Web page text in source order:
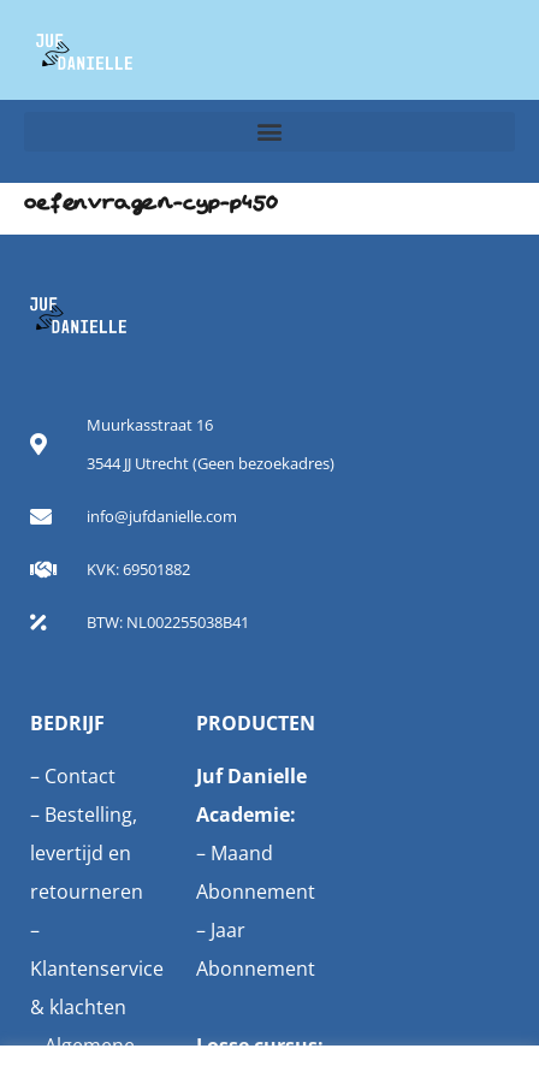
oefenvragen-cyp-p450
Muurkasstraat 16
3544 JJ Utrecht (Geen bezoekadres)
info@jufdanielle.com
KVK: 69501882
BTW: NL002255038B41
BEDRIJF
– Contact
– Bestelling,
levertijd en
retourneren
–
Klantenservice
& klachten
–Algemene
PRODUCTEN
Juf Danielle
Academie:
– Maand
Abonnement
– Jaar
Abonnement
Losse cursus: